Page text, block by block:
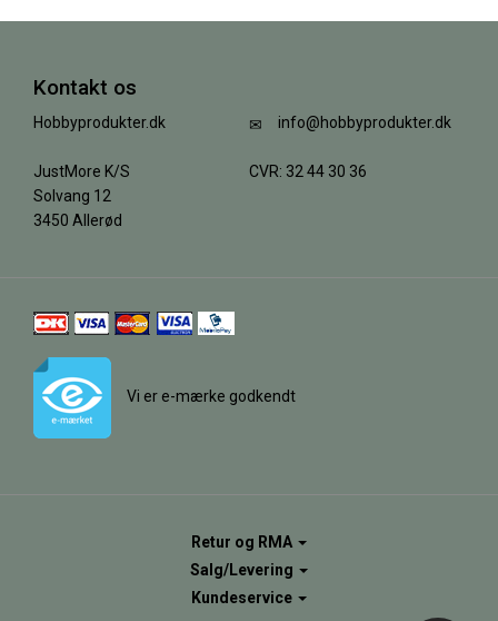
Kontakt os
Hobbyprodukter.dk
JustMore K/S
Solvang 12
3450 Allerød
info@hobbyprodukter.dk
CVR: 32 44 30 36
Vi er e-mærke godkendt
Retur og RMA
Salg/Levering
Kundeservice